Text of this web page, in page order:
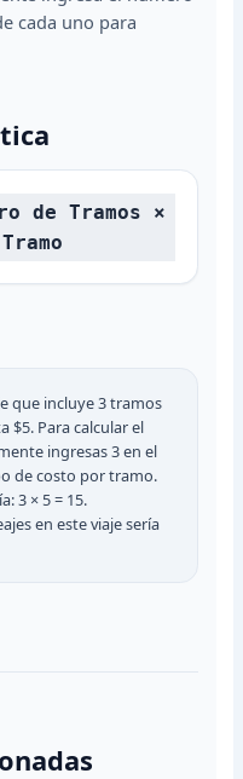
cada uno para
de Tramos ×
que incluye 3 tramos
$5. Para calcular el
ingresas 3 en el
de costo por tramo.
3 × 5 = 15.
en este viaje sería